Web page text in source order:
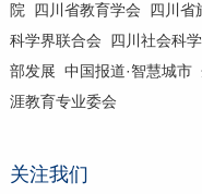
院
四川省教育学会 四川省
科学界联合会
四川社会科
部发展 中国报道·智慧城市
涯教育专业委会
关注我们